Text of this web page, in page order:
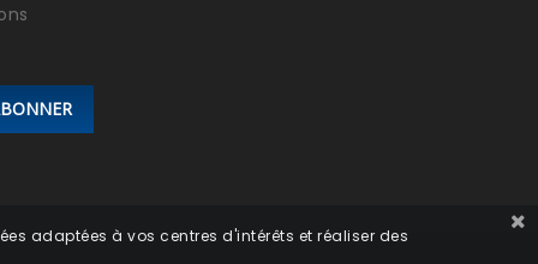
adaptées à vos centres d'intérêts et réaliser des